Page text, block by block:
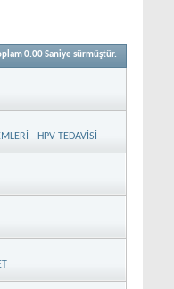
0.00Saniye sürmüştür.
- HPV TEDAVİSİ